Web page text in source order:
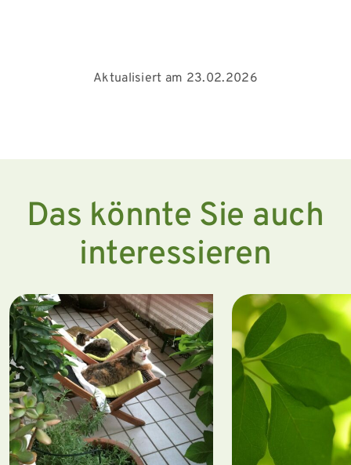
Aktualisiert am 23.02.2026
Das könnte Sie auch
interessieren